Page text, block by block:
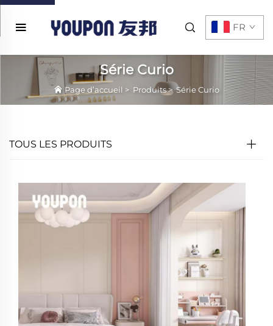
FR
Série Curio
Page d’accueil > Produits>Série Curio
TOUS LES PRODUITS